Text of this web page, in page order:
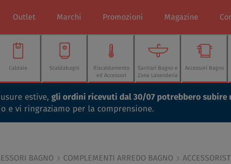
Outlet Marchi Promozioni Magazine
Caldaie Scaldabagni
Riscaldamento
ed Accessori
Sanitari Bagno e
Zona Lavanderia
Accessori Bagno
estive, gli ordini ricevuti dal 30/07 potrebbero subire
e vi ringraziamo per la comprensione.
BAGNO COMPLEMENTI ARREDO BAGNO